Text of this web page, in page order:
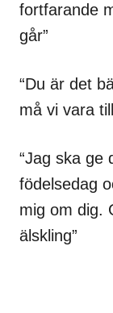
fortfarande
går”
“Du är det
må vi vara
“Jag ska ge
födelsedag
mig om dig.
älskling”